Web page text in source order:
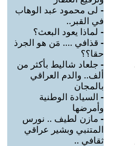
- لى محمود عبد الوهاب
في القبر..
- لماذا يعود البعث؟
- قذافي .... مَن هو الجرذ
حقا؟؟
- جلعاد شاليط بأكثر من
ألف.. والدم العراقي
بالمجان
- السيادة الوطنية
وأمرضها
- مازن لطيف .. نورس
المتنبي وبشير عراقي
ثقافي ..